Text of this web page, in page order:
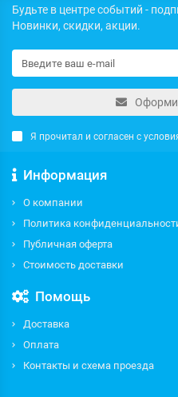
Будьте в центре событий -
Новинки, скидки, акции.
Я прочитал и согласен с
Информация
О компании
Политика
Публичная оферта
Стоимость доставки
Помощь
Доставка
Оплата
Контакты и схема проезда